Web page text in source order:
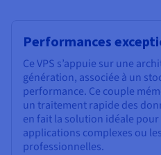
Performances
Ce VPS s’appuie sur une
génération, associée à un
performance. Ce couple
un traitement rapide des
en fait la solution idéale
applications complexes ou
professionnelles.